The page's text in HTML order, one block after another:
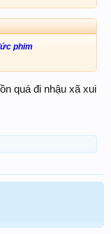
phim
quá đi nhậu xã xui